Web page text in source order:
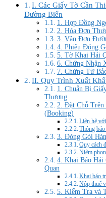
I. Các Giấy Tờ Cần
Đường Biển
1. Hợp Đồng
2. Hóa Đơn
3. Vận Đơn
4. Phiếu Đóng
5. Tờ Khai Hải
6. Chứng Nhận
7. Chứng Từ
II. Quy Trình Xuất
1. Chuẩn Bị
Thương
2. Đặt Chỗ Trên
(Booking)
Liên hệ
Thông
3. Đóng Gói
Quy cách
Niêm
4. Khai Báo Hải
Quan
Khai báo
Nộp thuế
5. Kiểm Tra và